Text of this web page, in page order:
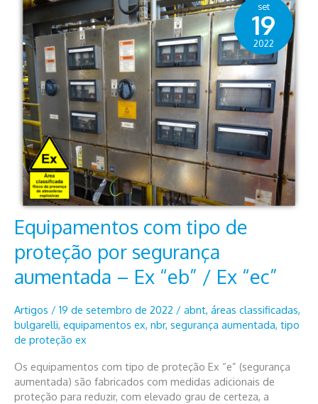
Equipamentos com tipo de
proteção por segurança
aumentada – Ex “eb” / Ex “ec”
Artigos / 19 de setembro de 2022 / abnt, áreas classificadas,
bulgarelli, equipamentos ex, nbr, segurança aumentada, tipo
de proteção ex
Os equipamentos com tipo de proteção Ex “e” (segurança
aumentada) são fabricados com medidas adicionais de
proteção para reduzir, com elevado grau de certeza, a
set
19
2022